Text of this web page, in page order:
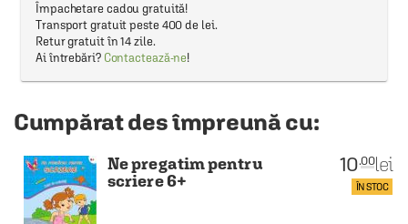
Împachetare cadou gratuită!
Transport gratuit peste 400 de lei.
Retur gratuit în 14 zile.
Ai întrebări? Contactează-ne!
Cumpărat des împreună cu:
Ne pregatim pentru
scriere 6+
10.00lei
ÎN STOC